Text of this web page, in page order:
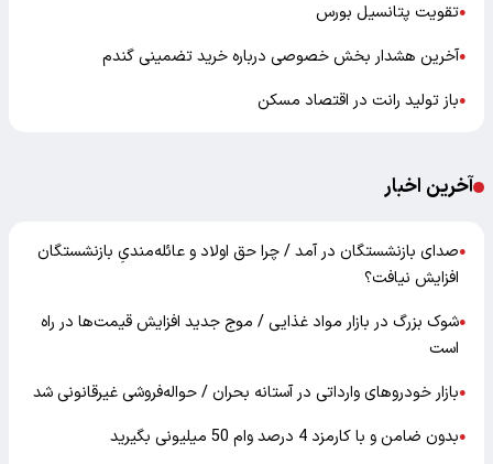
●تقویت پتانسیل بورس
●آخرین هشدار بخش خصوصی درباره خرید تضمینی گندم
●باز تولید رانت در اقتصاد مسکن
آخرین اخبار
●صدای بازنشستگان در آمد / چرا حق اولاد و عائله‌مندیِ بازنشستگان
افزایش نیافت؟
●شوک بزرگ در بازار مواد غذایی / موج جدید افزایش قیمت‌ها در راه
است
●بازار خودرو‌های وارداتی در آستانه بحران / حواله‌فروشی غیرقانونی شد
●بدون ضامن و با کارمزد 4 درصد وام 50 میلیونی بگیرید